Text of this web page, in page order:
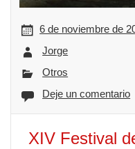
6 de noviembre de
Jorge
Otros
Deje un comentario
XIV Festival